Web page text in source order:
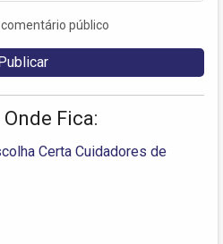
público
Fica:
Certa Cuidadores de